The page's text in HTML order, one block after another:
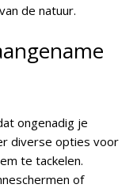
de natuur.
ongenadig je
diverse opties voor
te tackelen.
of